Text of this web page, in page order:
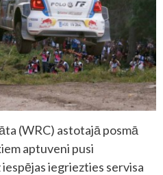
(WRC) astotajā posmā
aptuveni pusi
iegriezties servisa